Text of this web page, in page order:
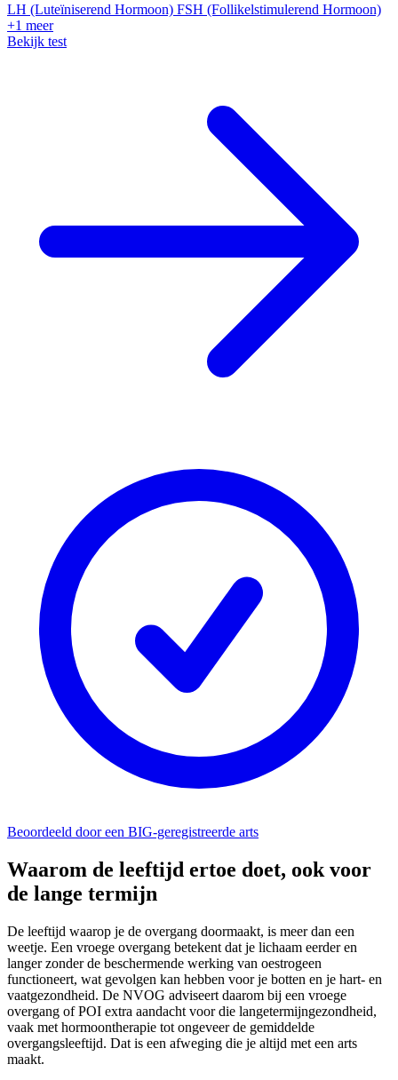
LH (Luteïniserend Hormoon) FSH (Follikelstimulerend Hormoon)
+1 meer
Bekijk test
Beoordeeld door een BIG-geregistreerde arts
Waarom de leeftijd ertoe doet, ook voor
de lange termijn
De leeftijd waarop je de overgang doormaakt, is meer dan een
weetje. Een vroege overgang betekent dat je lichaam eerder en
langer zonder de beschermende werking van oestrogeen
functioneert, wat gevolgen kan hebben voor je botten en je hart- en
vaatgezondheid. De NVOG adviseert daarom bij een vroege
overgang of POI extra aandacht voor die langetermijngezondheid,
vaak met hormoontherapie tot ongeveer de gemiddelde
overgangsleeftijd. Dat is een afweging die je altijd met een arts
maakt.